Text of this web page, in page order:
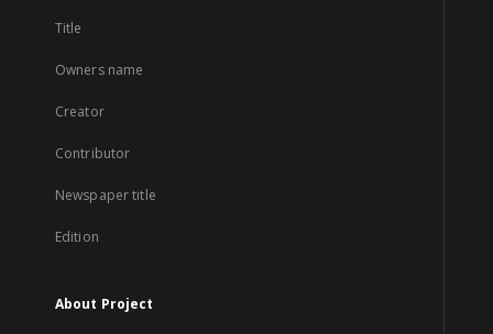
Title
Owners name
Creator
Contributor
Newspaper title
Edition
About Project